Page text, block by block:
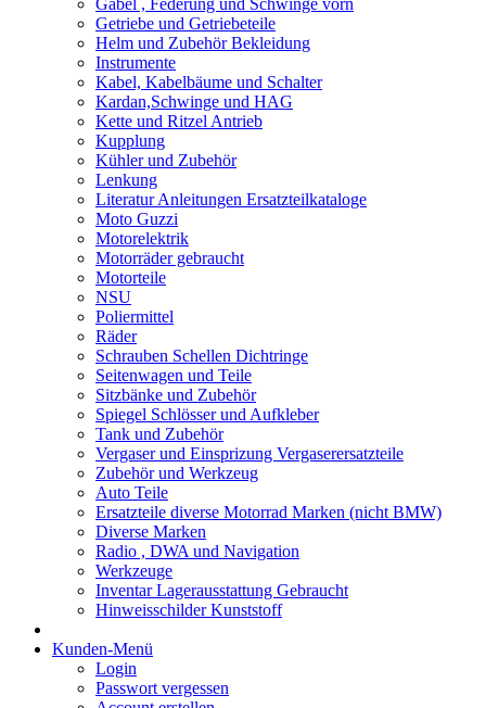
Gabel , Federung und Schwinge vorn
Getriebe und Getriebeteile
Helm und Zubehör Bekleidung
Instrumente
Kabel, Kabelbäume und Schalter
Kardan,Schwinge und HAG
Kette und Ritzel Antrieb
Kupplung
Kühler und Zubehör
Lenkung
Literatur Anleitungen Ersatzteilkataloge
Moto Guzzi
Motorelektrik
Motorräder gebraucht
Motorteile
NSU
Poliermittel
Räder
Schrauben Schellen Dichtringe
Seitenwagen und Teile
Sitzbänke und Zubehör
Spiegel Schlösser und Aufkleber
Tank und Zubehör
Vergaser und Einsprizung Vergaserersatzteile
Zubehör und Werkzeug
Auto Teile
Ersatzteile diverse Motorrad Marken (nicht BMW)
Diverse Marken
Radio , DWA und Navigation
Werkzeuge
Inventar Lagerausstattung Gebraucht
Hinweisschilder Kunststoff
Kunden-Menü
Login
Passwort vergessen